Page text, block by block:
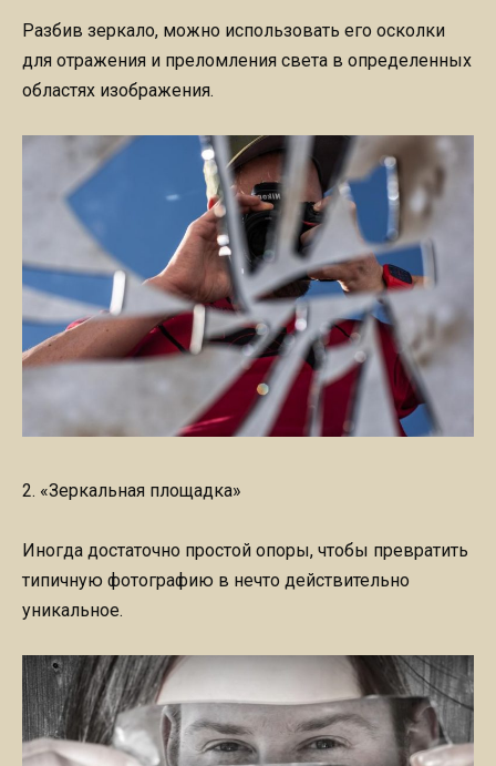
Разбив зеркало, можно использовать его осколки
для отражения и преломления света в определенных
областях изображения.
2. «Зеркальная площадка»
Иногда достаточно простой опоры, чтобы превратить
типичную фотографию в нечто действительно
уникальное.